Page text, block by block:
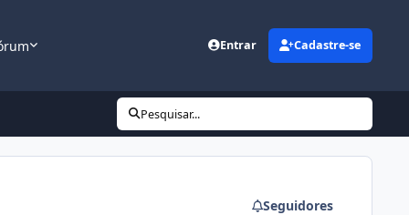
Entrar Cadastre-se
Pesquisar...
Seguidores